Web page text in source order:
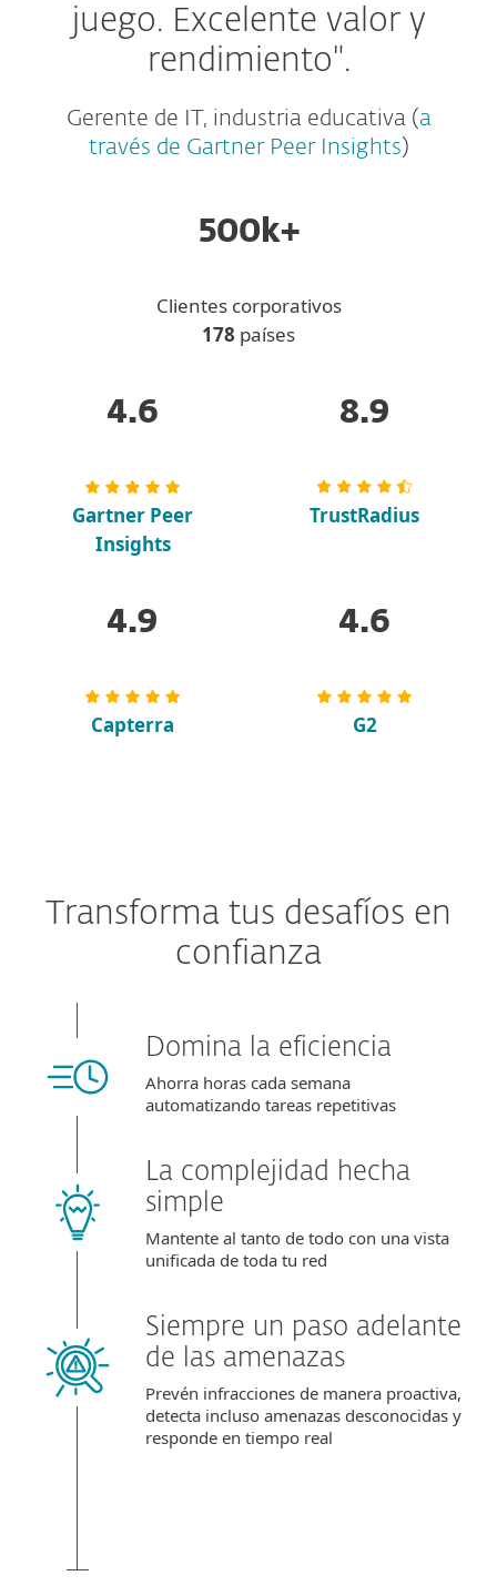
juego. Excelente valor y
rendimiento".
Gerente de IT, industria educativa ( a
través de Gartner Peer Insights )
500k+
Clientes corporativos
178 países
4.6
Gartner Peer
Insights
8.9
TrustRadius
4.9
Capterra
4.6
G2
Transforma tus desafíos en
confianza
Domina la eficiencia
Ahorra horas cada semana
automatizando tareas repetitivas
La complejidad hecha
simple
Mantente al tanto de todo con una vista
unificada de toda tu red
Siempre un paso adelante
de las amenazas
Prevén infracciones de manera proactiva,
detecta incluso amenazas desconocidas y
responde en tiempo real